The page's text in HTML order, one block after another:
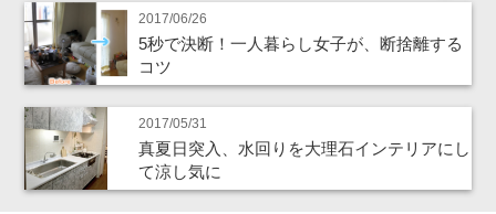
2017/06/26
5秒で決断！一人暮らし女子が、断捨離する
コツ
2017/05/31
真夏日突入、水回りを大理石インテリアにし
て涼し気に